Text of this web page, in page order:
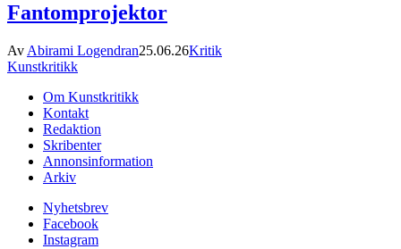
Fantomprojektor
Av Abirami Logendran25.06.26Kritik
Kunstkritikk
Om Kunstkritikk
Kontakt
Redaktion
Skribenter
Annonsinformation
Arkiv
Nyhetsbrev
Facebook
Instagram